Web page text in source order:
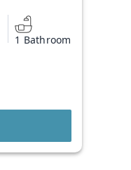
1 Bathroom